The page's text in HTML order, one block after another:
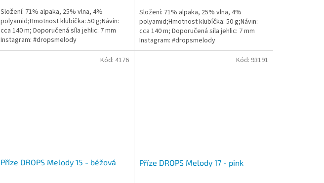
Složení: 71% alpaka, 25% vlna, 4%
polyamid;Hmotnost klubíčka: 50 g;Návin:
cca 140 m; Doporučená síla jehlic: 7 mm
Instagram: #dropsmelody
Složení: 71% alpaka, 25% vlna, 4%
polyamid;Hmotnost klubíčka: 50 g;Návin:
cca 140 m; Doporučená síla jehlic: 7 mm
Instagram: #dropsmelody
Příze DROPS Melody 15 - béžová
Kód: 4176
Příze DROPS Melody 17 - pink
Kód: 93191